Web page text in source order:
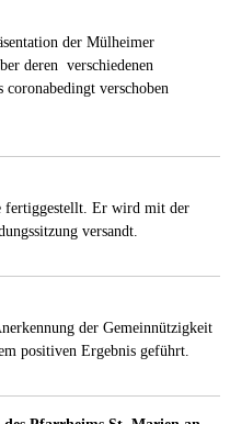
der Mülheimer
deren verschiedenen
coronabedingt verschoben
fertiggestellt. Er wird mit der
versandt.
der Gemeinnützigkeit
positiven Ergebnis geführt.